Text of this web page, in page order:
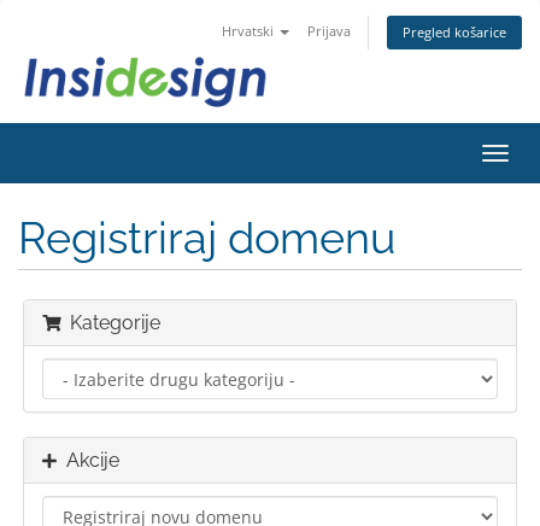
Hrvatski Prijava Pregled košarice
Registriraj domenu
Kategorije
Akcije